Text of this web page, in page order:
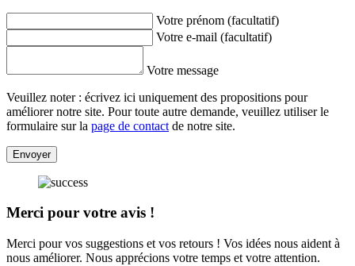
Votre prénom (facultatif)
Votre e-mail (facultatif)
Votre message
Veuillez noter : écrivez ici uniquement des propositions pour
améliorer notre site. Pour toute autre demande, veuillez utiliser le
formulaire sur la page de contact de notre site.
Envoyer
Merci pour votre avis !
Merci pour vos suggestions et vos retours ! Vos idées nous aident à
nous améliorer. Nous apprécions votre temps et votre attention.